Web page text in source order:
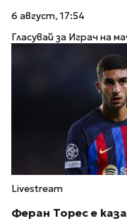
6 август, 17:54
Гласувай за Играч на
Livestream
Феран Торес е